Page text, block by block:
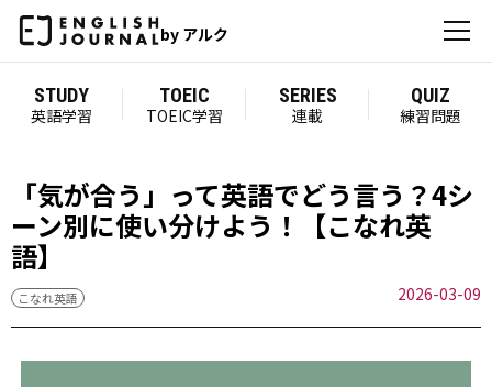
by アルク
STUDY
英語学習
TOEIC
TOEIC学習
SERIES
連載
QUIZ
練習問題
「気が合う」って英語でどう言う？4シ
ーン別に使い分けよう！【こなれ英
語】
こなれ英語 2026-03-09